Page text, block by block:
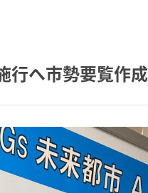
へ市勢要覧作成